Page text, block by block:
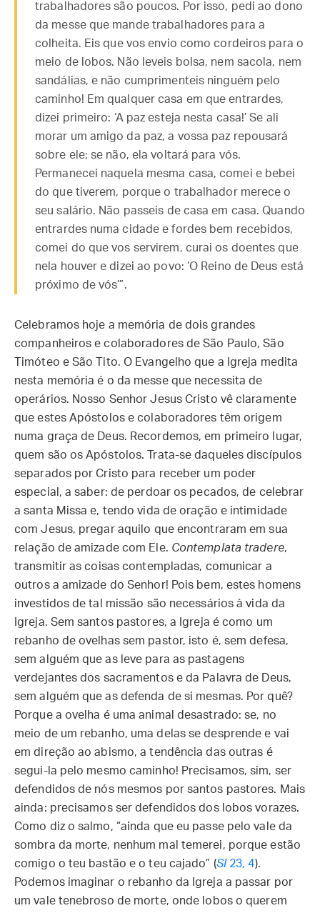
trabalhadores são poucos. Por isso, pedi ao dono
da messe que mande trabalhadores para a
colheita. Eis que vos envio como cordeiros para o
meio de lobos. Não leveis bolsa, nem sacola, nem
sandálias, e não cumprimenteis ninguém pelo
caminho! Em qualquer casa em que entrardes,
dizei primeiro: ‘A paz esteja nesta casa!’ Se ali
morar um amigo da paz, a vossa paz repousará
sobre ele; se não, ela voltará para vós.
Permanecei naquela mesma casa, comei e bebei
do que tiverem, porque o trabalhador merece o
seu salário. Não passeis de casa em casa. Quando
entrardes numa cidade e fordes bem recebidos,
comei do que vos servirem, curai os doentes que
nela houver e dizei ao povo: ‘O Reino de Deus está
próximo de vós’”.
Celebramos hoje a memória de dois grandes
companheiros e colaboradores de São Paulo, São
Timóteo e São Tito. O Evangelho que a Igreja medita
nesta memória é o da messe que necessita de
operários. Nosso Senhor Jesus Cristo vê claramente
que estes Apóstolos e colaboradores têm origem
numa graça de Deus. Recordemos, em primeiro lugar,
quem são os Apóstolos. Trata-se daqueles discípulos
separados por Cristo para receber um poder
especial, a saber: de perdoar os pecados, de celebrar
a santa Missa e, tendo vida de oração e intimidade
com Jesus, pregar aquilo que encontraram em sua
relação de amizade com Ele. Contemplata tradere,
transmitir as coisas contempladas, comunicar a
outros a amizade do Senhor! Pois bem, estes homens
investidos de tal missão são necessários à vida da
Igreja. Sem santos pastores, a Igreja é como um
rebanho de ovelhas sem pastor, isto é, sem defesa,
sem alguém que as leve para as pastagens
verdejantes dos sacramentos e da Palavra de Deus,
sem alguém que as defenda de si mesmas. Por quê?
Porque a ovelha é uma animal desastrado: se, no
meio de um rebanho, uma delas se desprende e vai
em direção ao abismo, a tendência das outras é
segui-la pelo mesmo caminho! Precisamos, sim, ser
defendidos de nós mesmos por santos pastores. Mais
ainda: precisamos ser defendidos dos lobos vorazes.
Como diz o salmo, “ainda que eu passe pelo vale da
sombra da morte, nenhum mal temerei, porque estão
comigo o teu bastão e o teu cajado” (Sl23, 4).
Podemos imaginar o rebanho da Igreja a passar por
um vale tenebroso de morte, onde lobos o querem